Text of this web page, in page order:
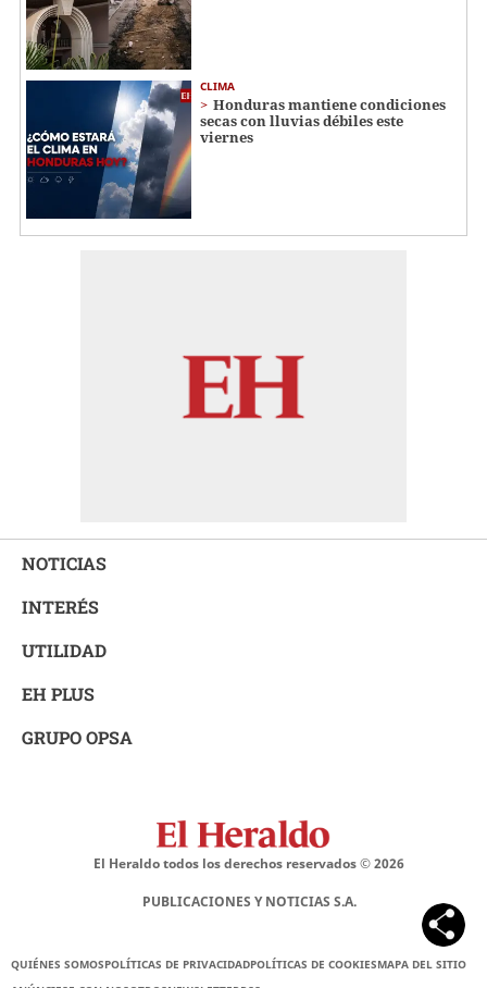
CLIMA
Honduras mantiene condiciones
secas con lluvias débiles este
viernes
NOTICIAS
INTERÉS
UTILIDAD
EH PLUS
GRUPO OPSA
El Heraldo todos los derechos reservados ©2026
PUBLICACIONES Y NOTICIAS S.A.
QUIÉNES SOMOSPOLÍTICAS DE PRIVACIDADPOLÍTICAS DE COOKIESMAPA DEL SITIO